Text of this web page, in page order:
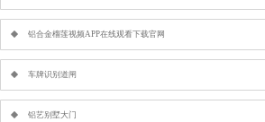
铝合金榴莲视频APP在线观看下载官网
车牌识别道闸
铝艺别墅大门